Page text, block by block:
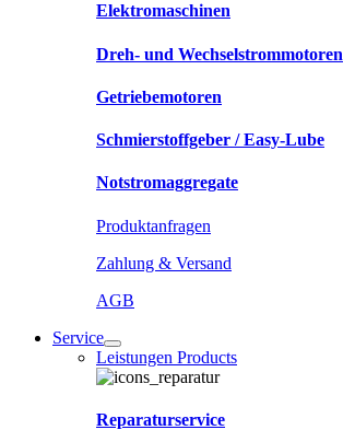
Elektromaschinen
Dreh- und Wechselstrommotoren
Getriebemotoren
Schmierstoffgeber / Easy-Lube
Notstromaggregate
Produktanfragen
Zahlung & Versand
AGB
Service
Leistungen Products
Reparaturservice